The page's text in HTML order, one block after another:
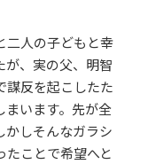
二人の子どもと幸
が、実の父、明智
謀反を起こしたた
まいます。先が全
かしそんなガラシ
たことで希望へと